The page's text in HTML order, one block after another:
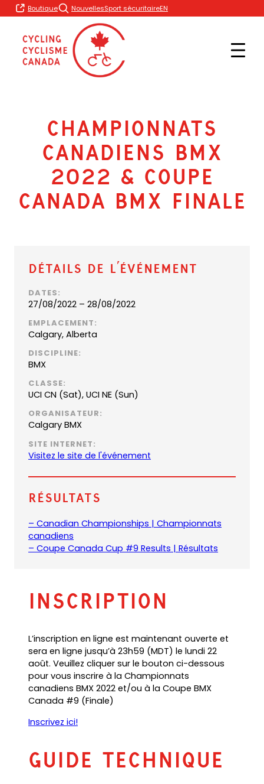
Skip
to
Boutique NouvellesSport sécuritaireEN
Championnats
canadiens BMX
2022 & Coupe
Canada BMX Finale
Détails de l’événement
DATES:
27/08/2022 – 28/08/2022
EMPLACEMENT:
Calgary, Alberta
DISCIPLINE:
BMX
CLASSE:
UCI CN (Sat), UCI NE (Sun)
ORGANISATEUR:
Calgary BMX
SITE INTERNET:
Visitez le site de l'événement
Résultats
– Canadian Championships | Championnats
canadiens
o
s
P
F
)
o
s
i
a
n
e
w
t
a
)
– Coupe Canada Cup #9 Results | Résultats
n
n
Inscription
L’inscription en ligne est maintenant ouverte et
sera en ligne jusqu’à 23h59 (MDT) le lundi 22
août. Veuillez cliquer sur le bouton ci-dessous
pour vous inscrire à la Championnats
canadiens BMX 2022 et/ou à la Coupe BMX
Canada #9 (Finale)
Inscrivez ici!
Guide technique